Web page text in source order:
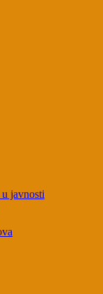
javnosti